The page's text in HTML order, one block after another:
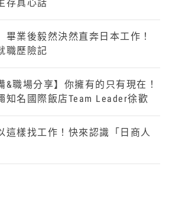
存真心話
畢業後毅然決然直奔日本工作！
職歷險記
&職場分享】你擁有的只有現在！
名國際飯店Team Leader徐歡
這樣找工作！快來認識「日商人